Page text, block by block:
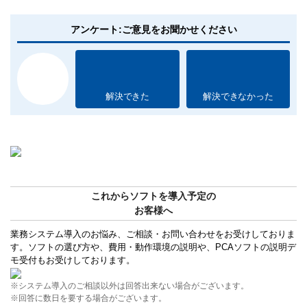
アンケート:ご意見をお聞かせください
解決できた 解決できなかった
これからソフトを導入予定の
お客様へ
業務システム導入のお悩み、ご相談・お問い合わせをお受けしておりま
す。ソフトの選び方や、費用・動作環境の説明や、PCAソフトの説明デ
モ受付もお受けしております。
※システム導入のご相談以外は回答出来ない場合がございます。
※回答に数日を要する場合がございます。